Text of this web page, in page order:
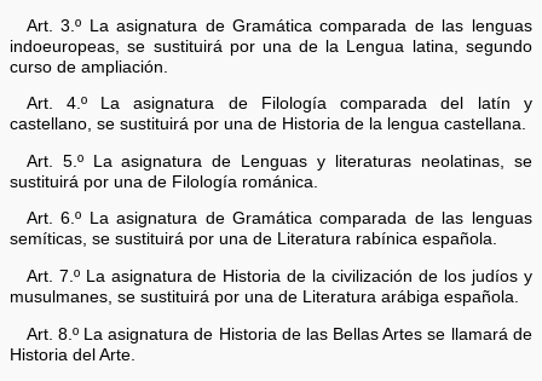
Art. 3.º La asignatura de Gramática comparada de las lenguas
indoeuropeas, se sustituirá por una de la Lengua latina, segundo
curso de ampliación.
Art. 4.º La asignatura de Filología comparada del latín y
castellano, se sustituirá por una de Historia de la lengua castellana.
Art. 5.º La asignatura de Lenguas y literaturas neolatinas, se
sustituirá por una de Filología románica.
Art. 6.º La asignatura de Gramática comparada de las lenguas
semíticas, se sustituirá por una de Literatura rabínica española.
Art. 7.º La asignatura de Historia de la civilización de los judíos y
musulmanes, se sustituirá por una de Literatura arábiga española.
Art. 8.º La asignatura de Historia de las Bellas Artes se llamará de
Historia del Arte.